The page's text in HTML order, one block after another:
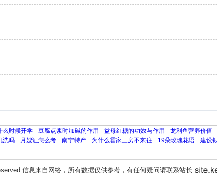
么时候开学 豆腐点浆时加碱的作用 益母红糖的功效与作用 龙利鱼营养价值
洗吗 月嫂证怎么考 南宁特产 为什么霍家三房不来往 19朵玫瑰花语 建设
信息来自网络，所有数据仅供参考，有任何疑问请联系站长